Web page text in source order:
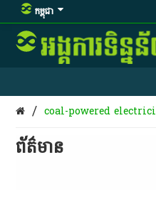
កម្ពុជា
/ coal-powered
ព័ត៌មាន​